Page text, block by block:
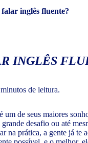
inglês fluente?
INGLÊS
de leitura.
um de seus maiores
desafio ou até
na prática, a gente já te